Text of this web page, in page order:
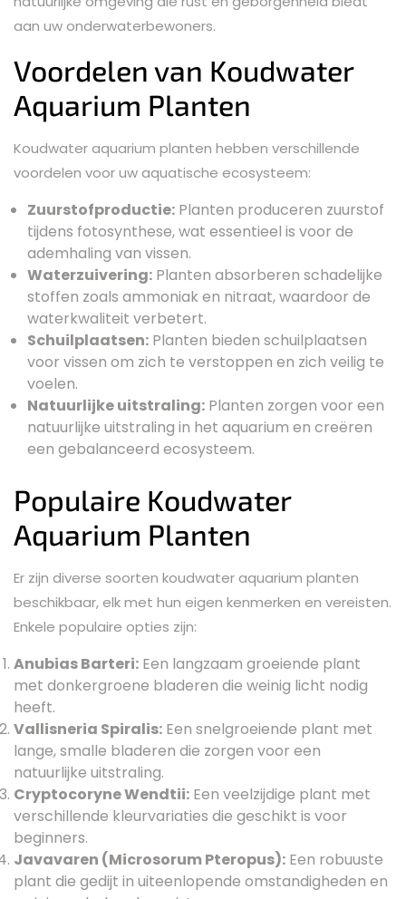
aan uw onderwaterbewoners.
Voordelen van Koudwater
Aquarium Planten
Koudwater aquarium planten hebben verschillende
voordelen voor uw aquatische ecosysteem:
Zuurstofproductie: Planten produceren zuurstof
tijdens fotosynthese, wat essentieel is voor de
ademhaling van vissen.
Waterzuivering: Planten absorberen schadelijke
stoffen zoals ammoniak en nitraat, waardoor de
waterkwaliteit verbetert.
Schuilplaatsen: Planten bieden schuilplaatsen
voor vissen om zich te verstoppen en zich veilig te
voelen.
Natuurlijke uitstraling: Planten zorgen voor een
natuurlijke uitstraling in het aquarium en creëren
een gebalanceerd ecosysteem.
Populaire Koudwater
Aquarium Planten
Er zijn diverse soorten koudwater aquarium planten
beschikbaar, elk met hun eigen kenmerken en vereisten.
Enkele populaire opties zijn:
Anubias Barteri: Een langzaam groeiende plant
met donkergroene bladeren die weinig licht nodig
heeft.
Vallisneria Spiralis: Een snelgroeiende plant met
lange, smalle bladeren die zorgen voor een
natuurlijke uitstraling.
Cryptocoryne Wendtii: Een veelzijdige plant met
verschillende kleurvariaties die geschikt is voor
beginners.
Javavaren (Microsorum Pteropus): Een robuuste
plant die gedijt in uiteenlopende omstandigheden en